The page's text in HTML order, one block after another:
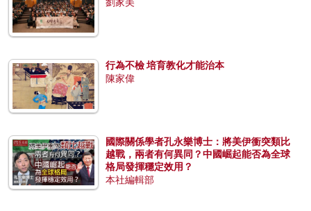
行為不檢 培育教化才能治本
陳家偉
國際關係學者孔永樂博士：將美伊衝突類比
越戰，兩者有何異同？中國崛起能否為全球
格局發揮穩定效用？
本社編輯部